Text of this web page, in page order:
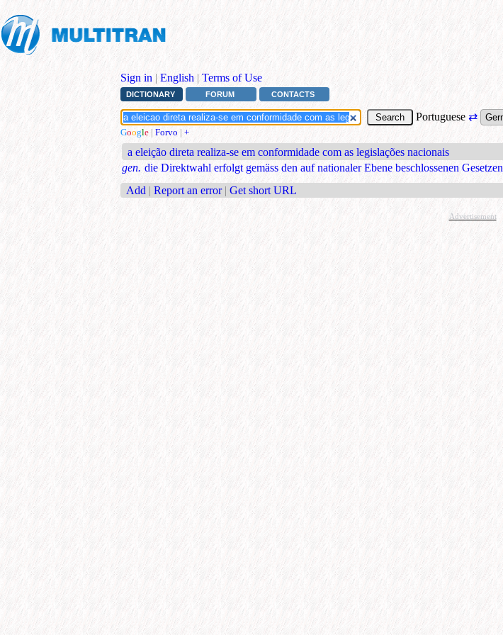
Sign in | English | Terms of Use
DICTIONARY FORUM CONTACTS
Portuguese ⇄
Google | Forvo | +
a eleição direta realiza-se em conformidade com as legislações nacionais
gen. die Direktwahl erfolgt gemäss den auf nationaler Ebene beschlossenen Gesetzen
Add | Report an error | Get short URL
Advertisement